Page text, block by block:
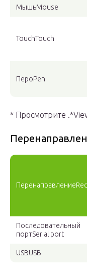
МышьMouse
TouchTouch
ПероPen
* Просмотрите
Последовательный
портSerial port
USBUSB